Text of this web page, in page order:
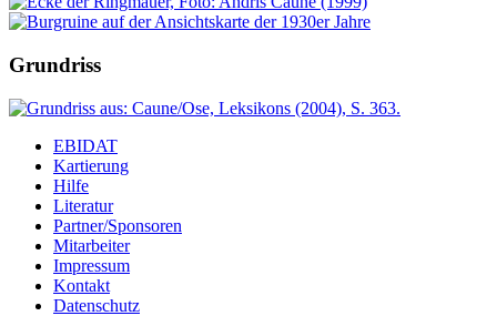
Grundriss
EBIDAT
Kartierung
Hilfe
Literatur
Partner/Sponsoren
Mitarbeiter
Impressum
Kontakt
Datenschutz